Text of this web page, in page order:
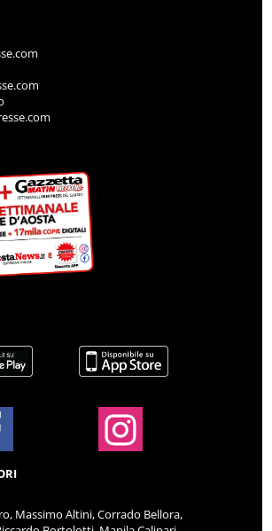
Massimo Altini, Corrado Bellora,